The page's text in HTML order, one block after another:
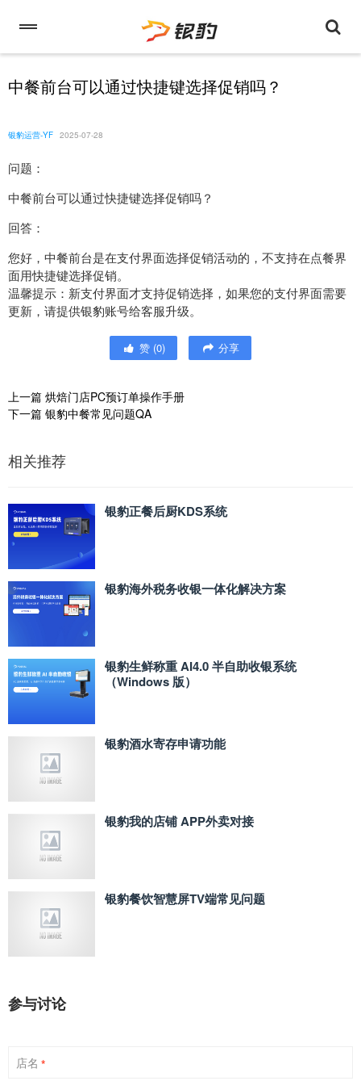
中餐前台可以通过快捷键选择促销吗？
银豹运营-YF 2025-07-28
问题：
中餐前台可以通过快捷键选择促销吗？
回答：
您好，中餐前台是在支付界面选择促销活动的，不支持在点餐界
面用快捷键选择促销。
温馨提示：新支付界面才支持促销选择，如果您的支付界面需要
更新，请提供银豹账号给客服升级。
赞 (0) 分享
上一篇 烘焙门店PC预订单操作手册
下一篇 银豹中餐常见问题QA
相关推荐
银豹正餐后厨KDS系统
银豹海外税务收银一体化解决方案
银豹生鲜称重 AI4.0 半自助收银系统
（Windows 版）
银豹酒水寄存申请功能
银豹我的店铺 APP外卖对接
银豹餐饮智慧屏TV端常见问题
参与讨论
店名 *